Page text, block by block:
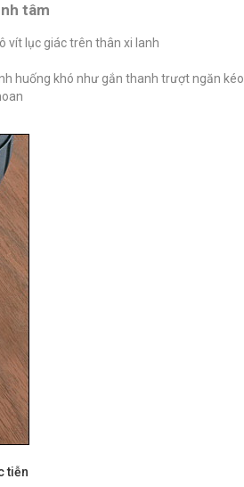
tâm
vít lục giác trên thân xi lanh
huống khó như gắn thanh trượt ngăn kéo
tiễn